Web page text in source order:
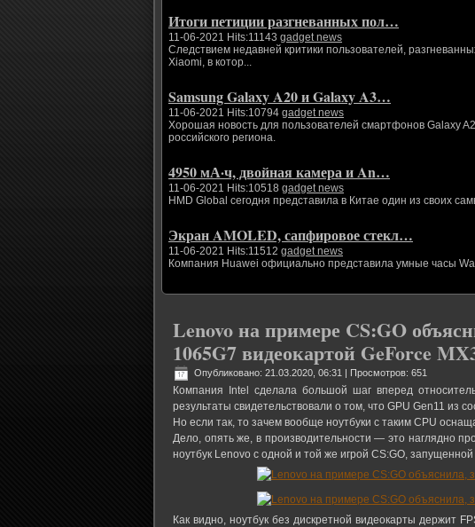
Итоги петиции разгневанных пол…
11-06-2021 Hits:11143 gadget news
Следствием недавней критики пользователей,
Xiaomi, в котор...
Samsung Galaxy A20 и Galaxy A3…
11-06-2021 Hits:10794 gadget news
Хорошая новость для пользователей смартфонов Galaxy
российского региона.
4950 мА·ч, двойная камера и An…
11-06-2021 Hits:10518 gadget news
HMD Global сегодня представила в Китае один из своих
Экран AMOLED, сапфировое стекл…
11-06-2021 Hits:11512 gadget news
Компания Huawei официально представила умные часы
Lenovo на примере CS:GO
1065G7 видеокартой GeForce
Опубликовано: 21.03.2020, 06:31 | Просмотров: 651
Компания Intel сделала большой шаг вперед
результаты свидетельствовали о том, что GPU Gen11 из
Но если так, то зачем вообще ноутбуки с таким CPU
Дело, опять же, в производительности — это наглядно
ноутбук Lenovo с одной и той же игрой CS:GO,
Как видно, ноутбук без дискретной видеокарты держит